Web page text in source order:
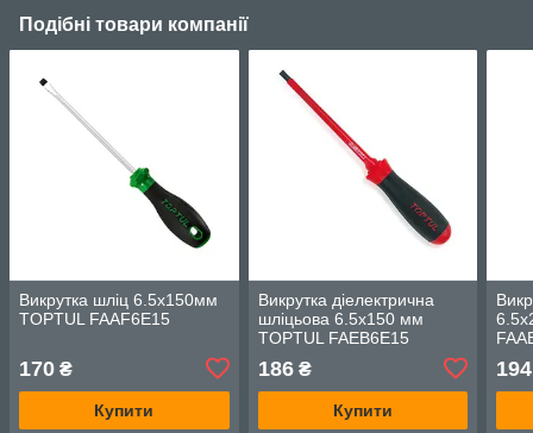
Подібні товари компанії
Викрутка шліц 6.5x150мм
TOPTUL FAAF6E15
170 ₴
Купити
Викрутка діелектрична
шліцьова 6.5x150 мм
TOPTUL FAEB6E15
186₴
Купити
194